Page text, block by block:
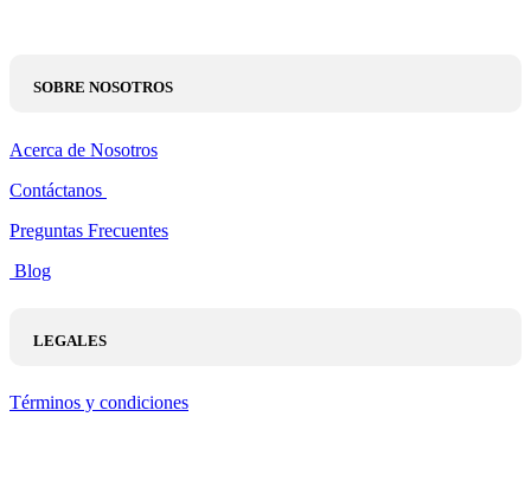
SOBRE NOSOTROS
Acerca de Nosotros
Contáctanos
Preguntas Frecuentes
Blog
LEGALES
Términos y condiciones